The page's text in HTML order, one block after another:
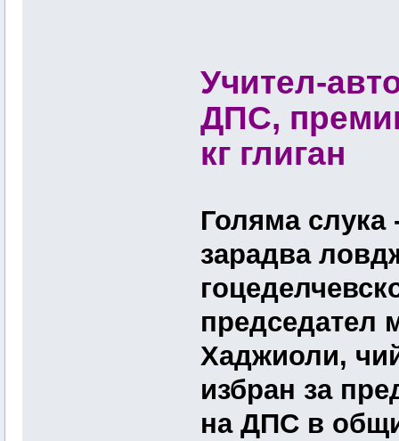
Учител-
ДПС,
кг глиган
Голяма слука
зарадва
председател
Хаджиоли,
избран за
на ДПС в